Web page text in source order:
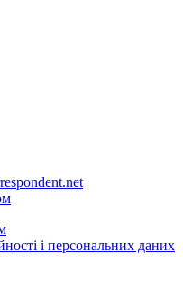
і персональних даних